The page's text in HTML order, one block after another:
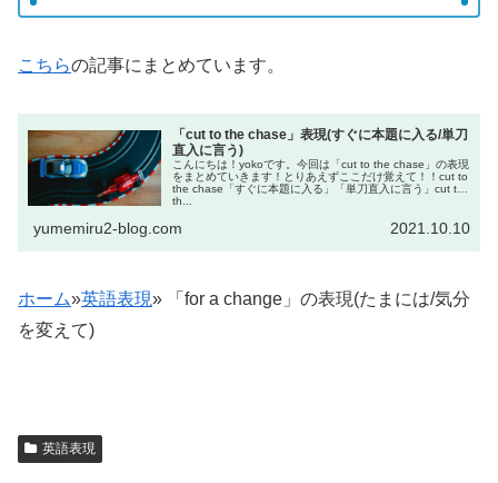
こちらの記事にまとめています。
「cut to the chase」表現(すぐに本題に入る/単刀
直入に言う)
こんにちは！yokoです。今回は「cut to the chase」の表現
をまとめていきます！とりあえずここだけ覚えて！！cut to
the chase「すぐに本題に入る」「単刀直入に言う」cut to
th...
yumemiru2-blog.com 2021.10.10
ホーム»英語表現» 「for a change」の表現(たまには/気分
を変えて)
英語表現